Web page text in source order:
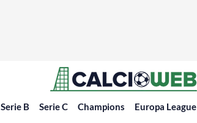
Serie B Serie C Champions Europa League